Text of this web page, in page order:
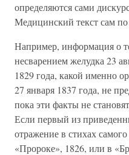
определяются сами
Медицинский текст сам по
Например, информация о
несварением желудка 23
1829 года, какой именно
27 января 1837 года, не
пока эти факты не
Если первый из
отражение в стихах
«Пророке», 1826, или в